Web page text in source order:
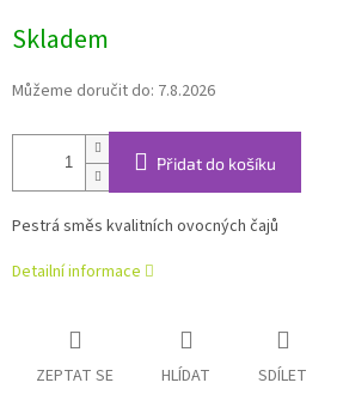
Skladem
Můžeme doručit do: 7.8.2026
Přidat do košíku
Pestrá směs kvalitních ovocných čajů
Detailní informace
ZEPTAT SE HLÍDAT SDÍLET